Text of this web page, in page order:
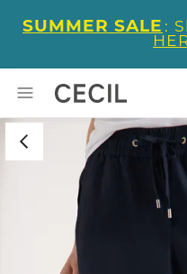
SUMMER SALE :